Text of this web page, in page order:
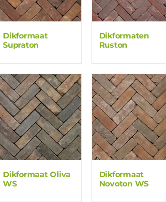
Dikformaat
Supraton
Dikformaten
Ruston
Dikformaat Oliva
WS
Dikformaat
Novoton WS